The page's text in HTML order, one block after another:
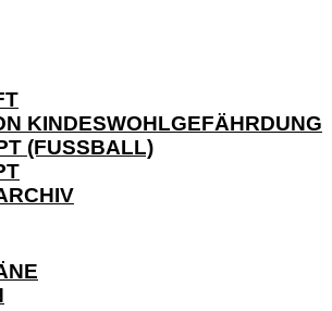
KINDESWOHLGEFÄHRDUNG
(FUSSBALL)